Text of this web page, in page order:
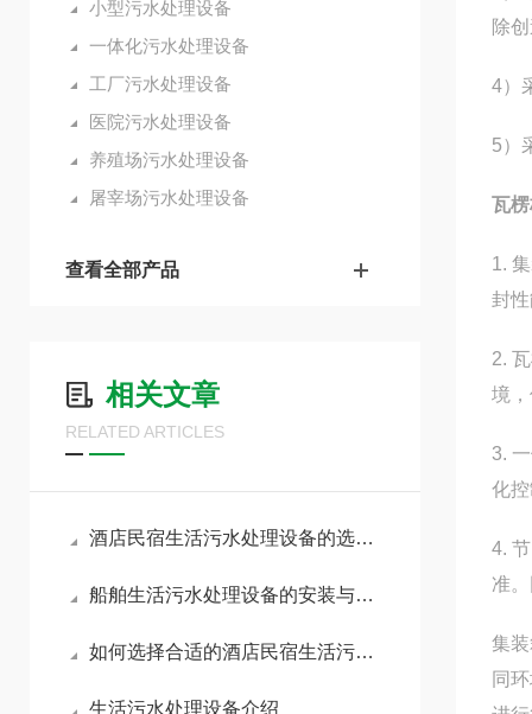
小型污水处理设备
一体化污水处理设备
工厂污水处理设备
医院污水处理设备
养殖场污水处理设备
屠宰场污水处理设备
查看全部产品
相关文章
RELATED ARTICLES
酒店民宿生活污水处理设备的选择与应用
船舶生活污水处理设备的安装与维护指南
如何选择合适的酒店民宿生活污水处理设备
生活污水处理设备介绍
除
4）
5）
瓦
1.
封
2.
境
3.
化
4.
准
集
同